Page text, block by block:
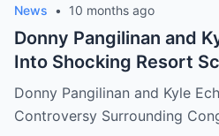
News • 10 months ago
Donny Pangilinan and
Into Shocking Resort
Allegations, Backlash,
Behind the
Donny Pangilinan and Kyle
Controversy Surrounding